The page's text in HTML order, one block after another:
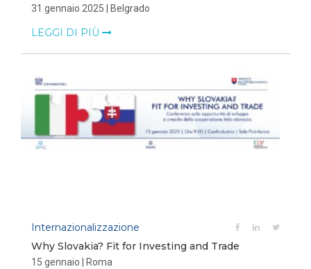
31 gennaio 2025 | Belgrado
LEGGI DI PIÙ
Internazionalizzazione
Why Slovakia? Fit for Investing and Trade
15 gennaio | Roma